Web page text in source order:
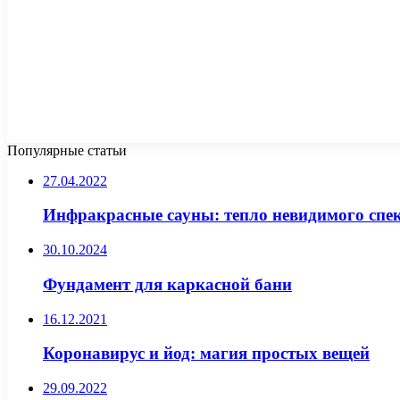
Популярные статьи
27.04.2022
Инфракрасные сауны: тепло невидимого
30.10.2024
Фундамент для каркасной бани
16.12.2021
Коронавирус и йод: магия простых вещей
29.09.2022